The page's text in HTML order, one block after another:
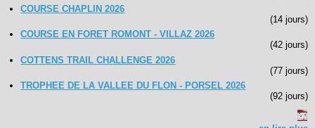
COURSE CHAPLIN 2026
(14 jours)
COURSE EN FORET ROMONT - VILLAZ 2026
(42 jours)
COTTENS TRAIL CHALLENGE 2026
(77 jours)
TROPHEE DE LA VALLEE DU FLON - PORSEL 2026
(92 jours)